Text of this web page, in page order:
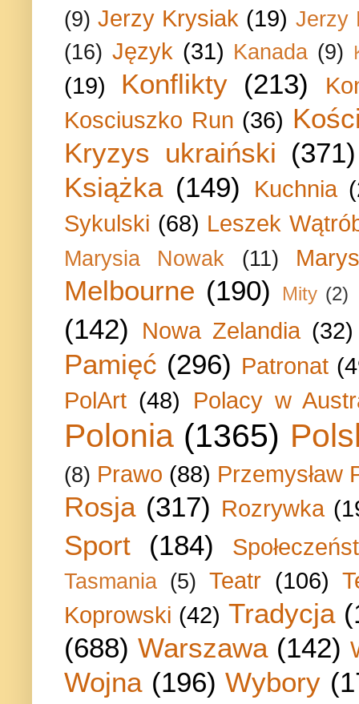
(9) Jerzy Krysiak (19) Jerzy
(16) Język (31) Kanada (9)
(19) Konflikty (213)
Kosciuszko Run (36)
Kryzys ukraiński (371)
Książka (149) Kuchnia
Sykulski (68) Leszek
Marysia Nowak (11)
Melbourne (190) Mity (2)
(142) Nowa Zelandia (32)
Pamięć (296) Patronat
PolArt (48) Polacy w
Polonia (1365)
(8) Prawo (88) Przemysław
Rosja (317) Rozrywka
Sport (184)
Tasmania (5) Teatr (106)
Koprowski (42) Tradycja
(688) Warszawa (142)
Wojna (196) Wybory